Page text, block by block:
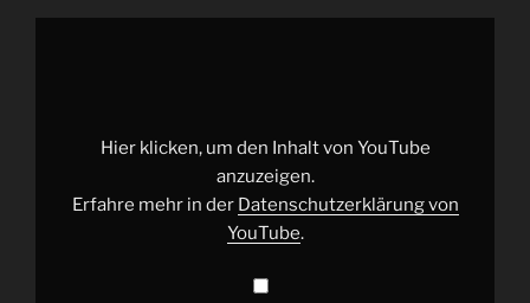
„Tanzverbots
Hier klicken, um den Inhalt von YouTube
anzuzeigen.
Erfahre mehr in der Datenschutzerklärung von
YouTube.